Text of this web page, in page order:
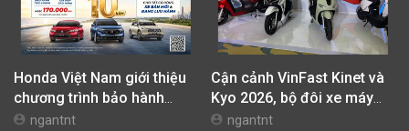
Honda Việt Nam giới thiệu
chương trình bảo hành
chính hãng lên tới 10 năm
ngantnt
Cận cảnh VinFast Kinet và
Kyo 2026, bộ đôi xe máy
điện mới nhất tại Việt Nam
ngantnt